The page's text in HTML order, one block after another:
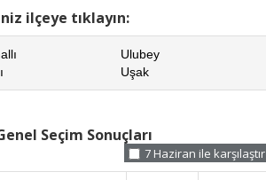
ilçeye tıklayın:
Ulubey
Uşak
Seçim Sonuçları
7 Haziran ile karşılaştır